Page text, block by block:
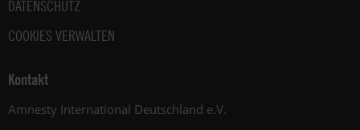
DATENSCHUTZ
COOKIES VERWALTEN
Kontakt
Amnesty International Deutschland e.V.